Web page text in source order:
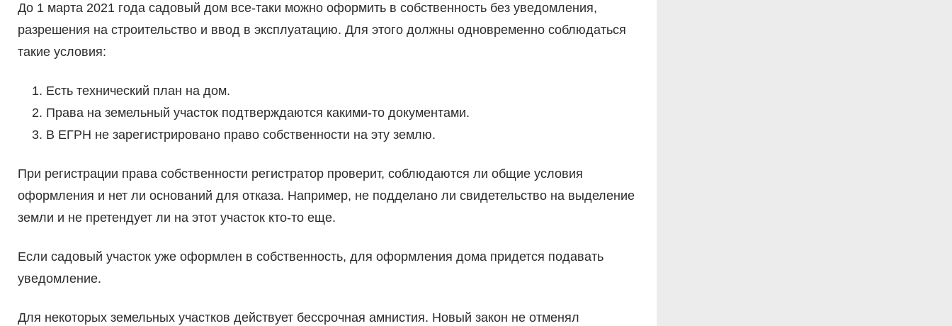
До 1 марта 2021 года садовый дом все-таки можно оформить в собственность без уведомления,
разрешения на строительство и ввод в эксплуатацию. Для этого должны одновременно соблюдаться
такие условия:
Есть технический план на дом.
Права на земельный участок подтверждаются какими-то документами.
В ЕГРН не зарегистрировано право собственности на эту землю.
При регистрации права собственности регистратор проверит, соблюдаются ли общие условия
оформления и нет ли оснований для отказа. Например, не подделано ли свидетельство на выделение
земли и не претендует ли на этот участок кто-то еще.
Если садовый участок уже оформлен в собственность, для оформления дома придется подавать
уведомление.
Для некоторых земельных участков действует бессрочная амнистия. Новый закон не отменял